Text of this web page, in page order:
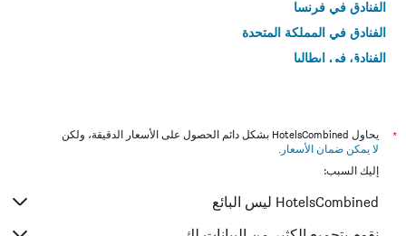
الفنادق في فرنسا
الفنادق في المملكة المتحدة
الفنادق في إيطاليا
*
يحاول HotelsCombined بشكل دائم الحصول على الأسعار الدقيقة، ولكن
لا يمكن ضمان الأسعار .
إليك السبب:
HotelsCombined ليس البائع